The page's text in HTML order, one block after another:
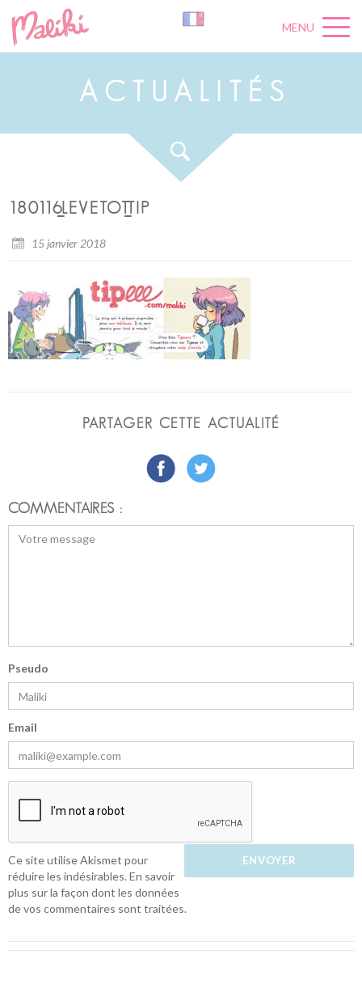
MENU
A C U A L É S
180116_LEVETOT_TIP
15 janvier 2018
PARTAGER CETTE ACTUALITÉ
COMMENTAIRES :
Pseudo
Email
Ce site utilise Akismet pour
réduire les indésirables.En savoir
plus sur la façon dont les données
de vos commentaires sont traitées.